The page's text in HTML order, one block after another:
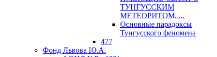
ТУНГУССКИМ
МЕТЕОРИТОМ, ...
Основные парадоксы
Тунгусского феномена
477
Фонд Львова Ю.А.